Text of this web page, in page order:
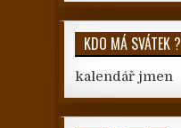
KDO MÁ SVÁTEK ?
kalendář jmen